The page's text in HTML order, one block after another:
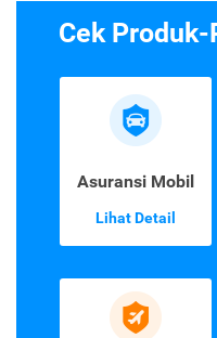
Cek
Asuransi Mobil
Lihat Detail